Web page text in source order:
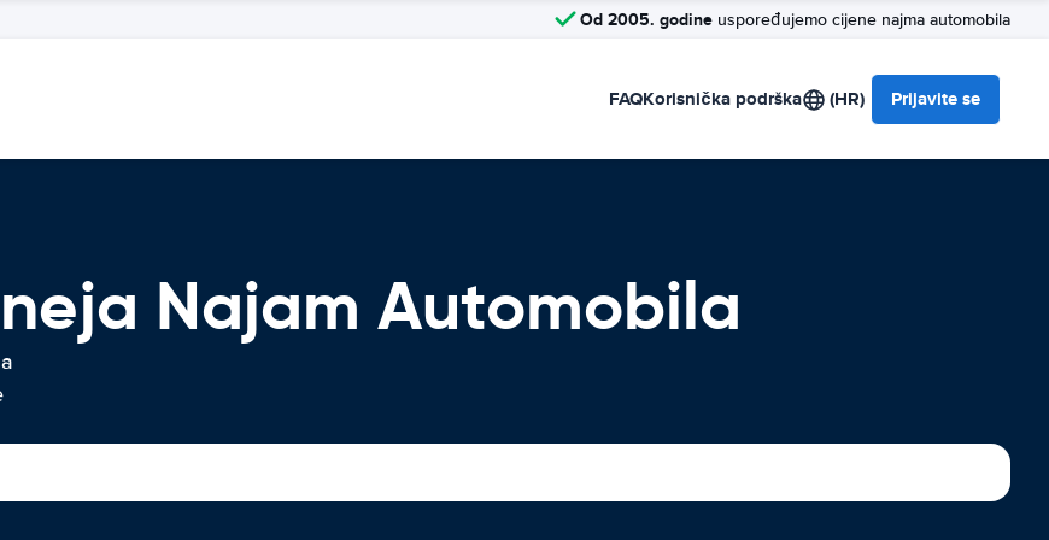
Od 2005. godine uspoređujemo cijene najma automobila
FAQKorisnička podrška (HR) Prijavite se
Najam Automobila